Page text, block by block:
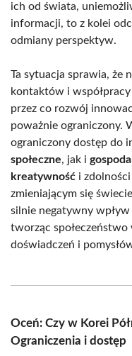
ich od świata,
informacji, to z kolei
odmiany perspektyw.
Ta sytuacja sprawia, że
kontaktów i
przez co rozwój
poważnie ograniczony.
ograniczony dostęp do
społeczne, jak i
kreatywność i
zmieniającym się
silnie negatywny wpływ
tworząc
doświadczeń i
Oceń: Czy w Korei
Ograniczenia i dostęp